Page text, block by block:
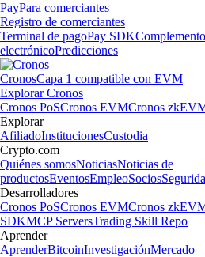
PayPara comerciantes
Registro de comerciantes
Terminal de pagoPay SDK
electrónicoPredicciones
CronosCapa 1 compatible con EVM
Explorar Cronos
Cronos PoSCronos EVMCronos
Explorar
AfiliadoInstitucionesCustodia
Crypto.com
Quiénes somosNoticiasNoticias de
productosEventosEmpleoSocios
Desarrolladores
Cronos PoSCronos EVMCronos
SDKMCP ServersTrading Skill Repo
Aprender
AprenderBitcoinInvestigaciónMercado